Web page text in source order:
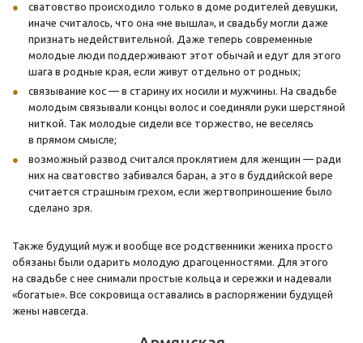
сватовство происходило только в доме родителей девушки,
иначе считалось, что она «не вышла», и свадьбу могли даже
признать недействительной. Даже теперь современные
молодые люди поддерживают этот обычай и едут для этого
шага в родные края, если живут отдельно от родных;
связывание кос — в старину их носили и мужчины. На свадьбе
молодым связывали концы волос и соединяли руки шерстяной
ниткой. Так молодые сидели все торжество, не веселясь
в прямом смысле;
возможный развод считался проклятием для женщин — ради
них на сватовство забивался баран, а это в буддийской вере
считается страшным грехом, если жертвоприношение было
сделано зря.
Также будущий муж и вообще все родственники жениха просто
обязаны были одарить молодую драгоценностями. Для этого
на свадьбе с нее снимали простые кольца и сережки и надевали
«богатые». Все сокровища оставались в распоряжении будущей
жены навсегда.